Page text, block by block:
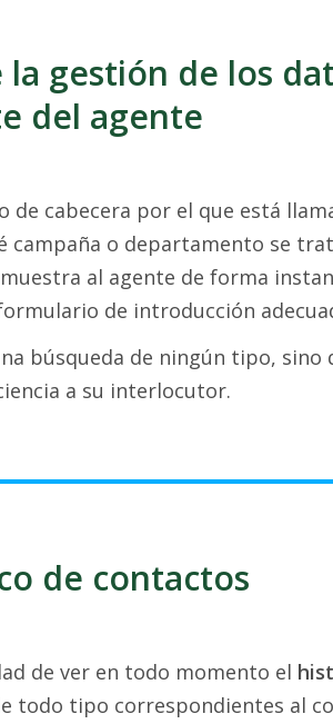
gestión de los
del agente
cabecera por el que está
campaña o departamento se
al agente de forma
de introducción
búsqueda de ningún tipo, sino
a su interlocutor.
de contactos
de ver en todo momento el
todo tipo correspondientes al